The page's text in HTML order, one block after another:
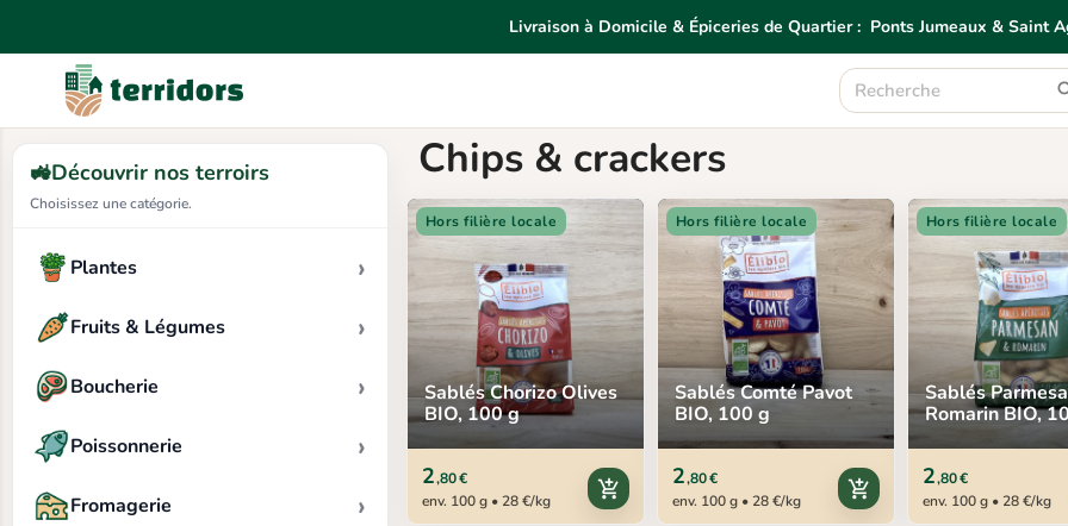
Livraison à Domicile & Épiceries de Quartier :Ponts Jumeaux & Saint
Livraison à Domicile & Épiceries de Quartier:Ponts Jumeaux &
🚜Découvrir nos terroirs
Choisissez une catégorie.
Plantes ›
Fruits & Légumes ›
Boucherie ›
Poissonnerie ›
Fromagerie ›
Chips & crackers
Hors filière locale
Sablés Chorizo Olives
BIO, 100 g
2,80 €
env. 100 g • 28 €/kg
add_shopping_cart
Hors filière locale
Sablés Comté Pavot
BIO, 100 g
2,80 €
env. 100 g • 28 €/kg
add_shopping_cart
Hors filière locale
Sablés
Romarin BIO,
2,80 €
env. 100 g • 28 €/kg